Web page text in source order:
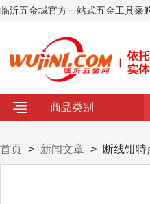
临沂五金城官方一站式五金工具采
商品类别
首页 > 新闻文章 > 断线钳特